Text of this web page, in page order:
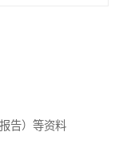
告）等资料